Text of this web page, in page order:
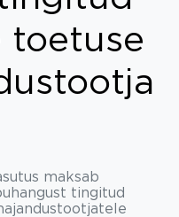
toetuse
maksab
tingitud